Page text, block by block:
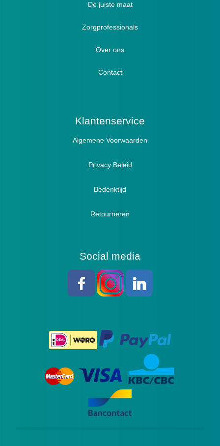
Luxe verbandschoenen / stretch (Hallux)
Diabetici
Winterboots
Lymph / Oedeem
Actief
Pantoffels
Sandalen
Diabetici
Oedeem
Hallux Valgus
Hamertenen
De juiste maat
Zorgprofessionals
Over ons
Contact
Klantenservice
Algemene Voorwaarden
Privacy Beleid
Bedenktijd
Retourneren
Social media